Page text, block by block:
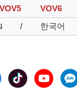
VOV5 VOV6
/ 한국어